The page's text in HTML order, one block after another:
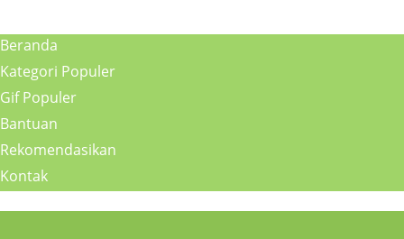
Beranda
Kategori Populer
Gif Populer
Bantuan
Rekomendasikan
Kontak